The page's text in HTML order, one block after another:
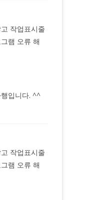
작업표시줄
램 오류 해
입니다. ^^
작업표시줄
램 오류 해